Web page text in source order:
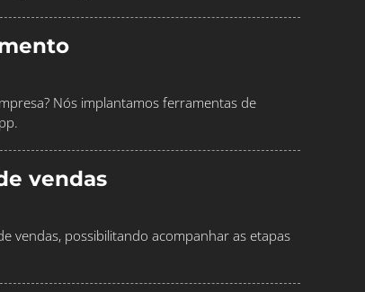
Nós implantamos ferramentas de
vendas
vendas, possibilitando acompanhar as etapas